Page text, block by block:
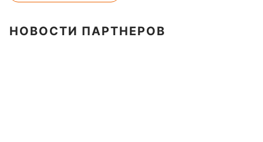
НОВОСТИ ПАРТНЕРОВ